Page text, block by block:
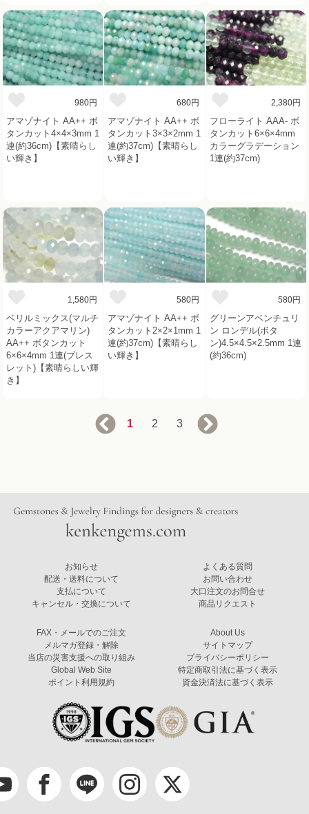
980円
アマゾナイト AA++ ボ
タンカット4×4×3mm 1
連(約36cm)【素晴らし
い輝き】
680円
アマゾナイト AA++ ボ
タンカット3×3×2mm 1
連(約37cm)【素晴らし
い輝き】
2,380円
フローライト AAA- ボ
タンカット6×6×4mm
カラーグラデーション
1連(約37cm)
1,580円
ベリルミックス(マルチ
カラーアクアマリン)
AA++ ボタンカット
6×6×4mm 1連(ブレス
レット)【素晴らしい輝
き】
580円
アマゾナイト AA++ ボ
タンカット2×2×1mm 1
連(約37cm)【素晴らし
い輝き】
580円
グリーンアベンチュリ
ン ロンデル(ボタ
ン)4.5×4.5×2.5mm 1連
(約36cm)
1 2 3
お知らせ
配送・送料について
支払について
キャンセル・交換について
よくある質問
お問い合わせ
大口注文のお問合せ
商品リクエスト
FAX・メールでのご注文
メルマガ登録・解除
当店の災害支援への取り組み
Global Web Site
ポイント利用規約
About Us
サイトマップ
プライバシーポリシー
特定商取引法に基づく表示
資金決済法に基づく表示